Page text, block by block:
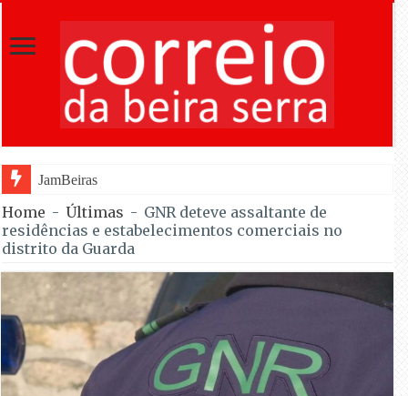
JamBeiras levou 1.500 escuteiros a Oli
Home - Últimas - GNR deteve assaltante de
residências e estabelecimentos comerciais no
distrito da Guarda